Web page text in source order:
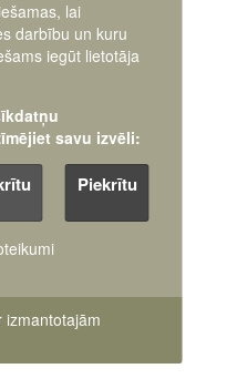
22017465
pasts:
lai
darbību un kuru
iegūt lietotāja
savu izvēli:
Piekrītu
izmantotajām